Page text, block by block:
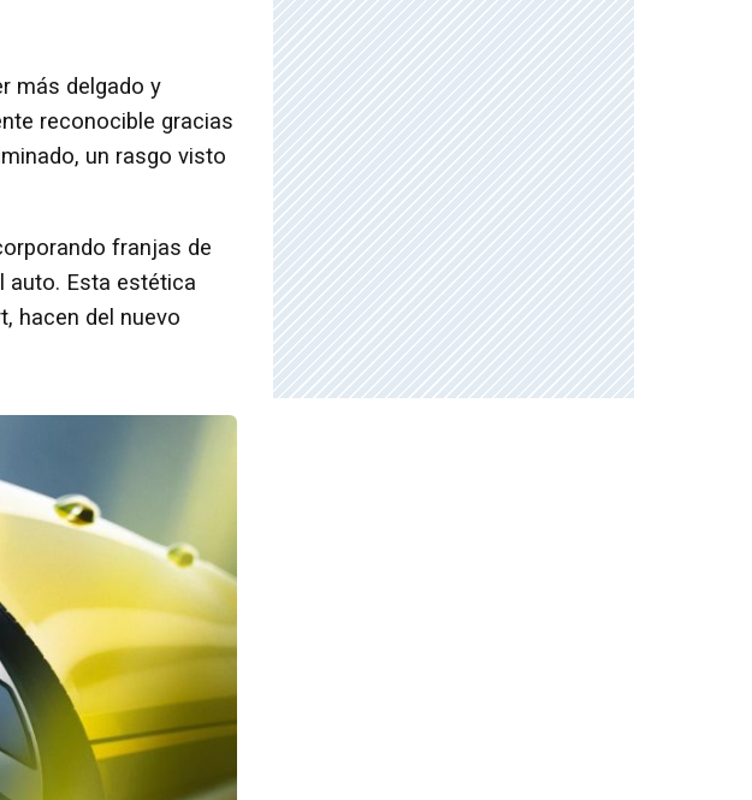
más delgado y
reconocible gracias
un rasgo visto
franjas de
auto. Esta estética
hacen del nuevo